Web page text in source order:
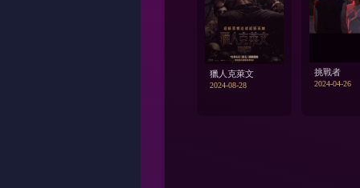
獵人克萊文
2024-08-28
挑戰者
2024-04-26